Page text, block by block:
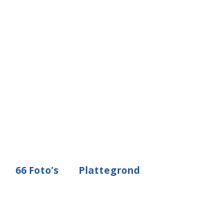
66 Foto’s Plattegrond